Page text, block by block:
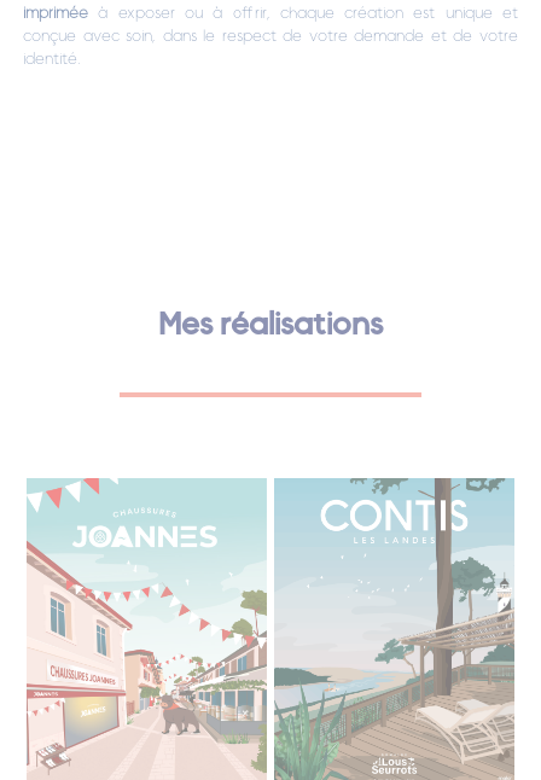
imprimée à exposer ou à offrir, chaque création est unique et
conçue avec soin, dans le respect de votre demande et de votre
identité.
Mes réalisations